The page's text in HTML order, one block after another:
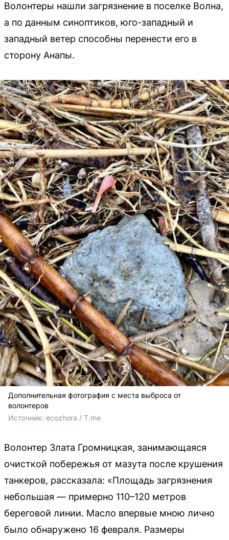
Волонтеры нашли загрязнение в поселке Волна,
а по данным синоптиков, юго-западный и
западный ветер способны перенести его в
сторону Анапы.
Дополнительная фотография с места выброса от
волонтеров
Источник: ecozhora / T.me
Волонтер Злата Громницкая, занимающаяся
очисткой побережья от мазута после крушения
танкеров, рассказала: «Площадь загрязнения
небольшая — примерно 110–120 метров
береговой линии. Масло впервые мною лично
было обнаружено 16 февраля. Размеры